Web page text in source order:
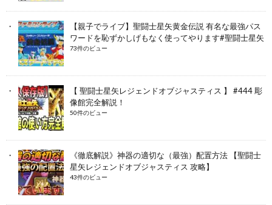
【親子でライブ】聖闘士星矢黄金伝説 有名な最強パス
ワードを恥ずかしげもなく使ってやります#聖闘士星矢
73件のビュー
【 聖闘士星矢レジェンドオブジャスティス 】 #444 彫
像館完全解説！
50件のビュー
《徹底解説》神器の適切な（最強）配置方法 【聖闘士
星矢レジェンドオブジャスティス 攻略】
43件のビュー